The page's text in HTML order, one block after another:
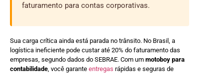
faturamento para contas corporativas.
Sua carga crítica ainda está parada no trânsito. No Brasil, a
logística ineficiente pode custar até 20% do faturamento das
empresas, segundo dados do SEBRAE. Com um motoboy para
contabilidade, você garante entregas rápidas e seguras de